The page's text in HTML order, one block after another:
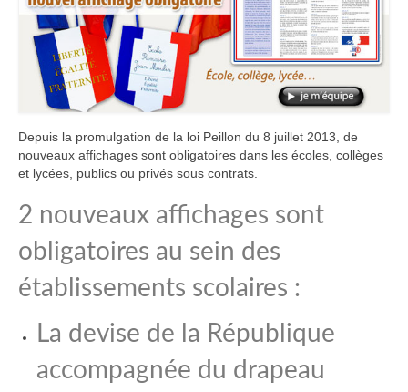
Depuis la promulgation de la loi Peillon du 8 juillet 2013, de
nouveaux affichages sont obligatoires dans les écoles, collèges
et lycées, publics ou privés sous contrats.
2 nouveaux affichages sont
obligatoires au sein des
établissements scolaires :
La devise de la République
accompagnée du drapeau